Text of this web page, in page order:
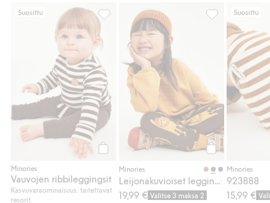
Suosittu
Minories
Vauvojen ribbileggingsit
Kasvuvaraominaisuus: taitettavat
resorit.
Vauvojen ribbileggingsit, Lisää
Minories
19,99 € Valitse 3 maksa 2
Suosittu
Minories
923888
15,99 €